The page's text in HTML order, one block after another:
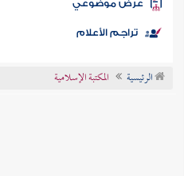
الكتب
موضوعي
تراجم الأعلام
الرئيسية المكتبة الإسلامية